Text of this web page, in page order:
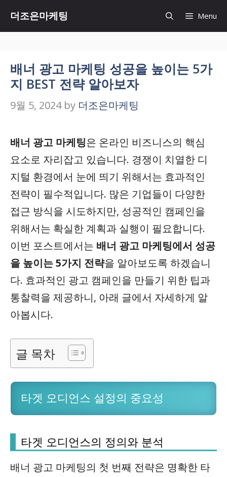
더조은마케팅 Menu
배너 광고 마케팅 성공을 높이는 5가
지 BEST 전략 알아보자
9월 5, 2024 by 더조은마케팅
배너 광고 마케팅은 온라인 비즈니스의 핵심
요소로 자리잡고 있습니다. 경쟁이 치열한 디
지털 환경에서 눈에 띄기 위해서는 효과적인
전략이 필수적입니다. 많은 기업들이 다양한
접근 방식을 시도하지만, 성공적인 캠페인을
위해서는 확실한 계획과 실행이 필요합니다.
이번 포스트에서는 배너 광고 마케팅에서 성공
을 높이는 5가지 전략을 알아보도록 하겠습니
다. 효과적인 광고 캠페인을 만들기 위한 팁과
통찰력을 제공하니, 아래 글에서 자세하게 알
아봅시다.
글 목차
타겟 오디언스 설정의 중요성
타겟 오디언스의 정의와 분석
배너 광고 마케팅의 첫 번째 전략은 명확한 타